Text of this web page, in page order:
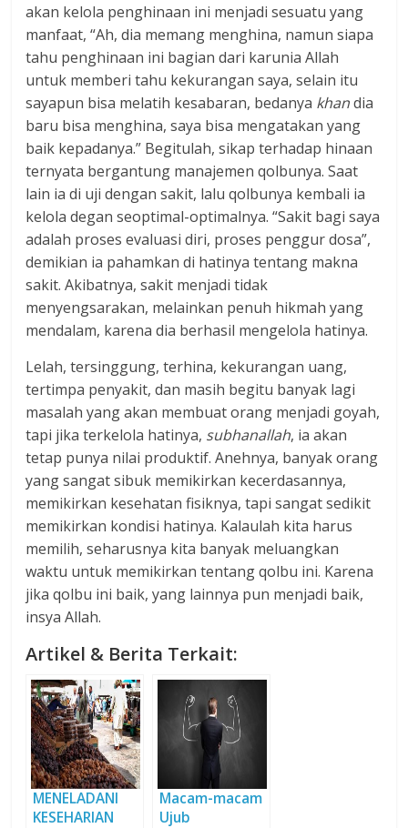
akan kelola penghinaan ini menjadi sesuatu yang
manfaat, “Ah, dia memang menghina, namun siapa
tahu penghinaan ini bagian dari karunia Allah
untuk memberi tahu kekurangan saya, selain itu
sayapun bisa melatih kesabaran, bedanya khandia
baru bisa menghina, saya bisa mengatakan yang
baik kepadanya.” Begitulah, sikap terhadap hinaan
ternyata bergantung manajemen qolbunya. Saat
lain ia di uji dengan sakit, lalu qolbunya kembali ia
kelola degan seoptimal-optimalnya. “Sakit bagi saya
adalah proses evaluasi diri, proses penggur dosa”,
demikian ia pahamkan di hatinya tentang makna
sakit. Akibatnya, sakit menjadi tidak
menyengsarakan, melainkan penuh hikmah yang
mendalam, karena dia berhasil mengelola hatinya.
Lelah, tersinggung, terhina, kekurangan uang,
tertimpa penyakit, dan masih begitu banyak lagi
masalah yang akan membuat orang menjadi goyah,
tapi jika terkelola hatinya, subhanallah, ia akan
tetap punya nilai produktif. Anehnya, banyak orang
yang sangat sibuk memikirkan kecerdasannya,
memikirkan kesehatan fisiknya, tapi sangat sedikit
memikirkan kondisi hatinya. Kalaulah kita harus
memilih, seharusnya kita banyak meluangkan
waktu untuk memikirkan tentang qolbu ini. Karena
jika qolbu ini baik, yang lainnya pun menjadi baik,
insya Allah.
Artikel & Berita Terkait:
MENELADANI
KESEHARIAN
Macam-macam
Ujub